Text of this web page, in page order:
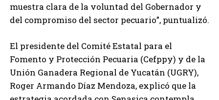
muestra clara de la voluntad del Gobernador y
del compromiso del sector pecuario”, puntualizó.
El presidente del Comité Estatal para el
Fomento y Protección Pecuaria (Cefppy) y de la
Unión Ganadera Regional de Yucatán (UGRY),
Roger Armando Díaz Mendoza, explicó que la